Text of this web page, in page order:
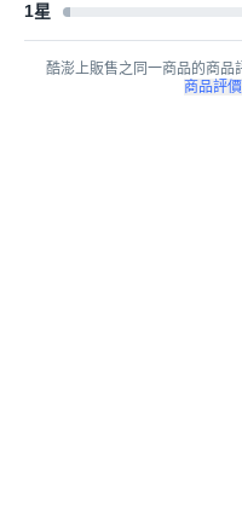
1星
酷澎上販售之同一商品的商品
商品評